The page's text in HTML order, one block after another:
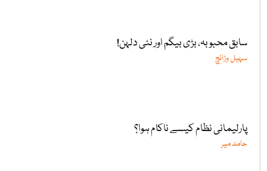
سابق محبوبہ، بڑی بیگم اور نئی دلہن!
سہیل وڑائچ
پارلیمانی نظام کیسے ناکام ہوا؟
حامد میر